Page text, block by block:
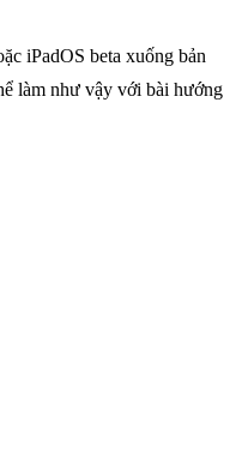
iPadOS beta xuống bản
làm như vậy với bài hướng